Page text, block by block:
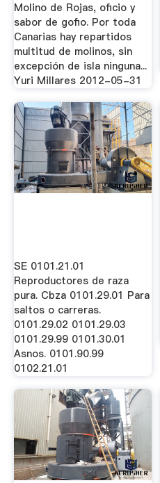
Molino de Rojas, oficio y
sabor de gofio. Por toda
Canarias hay repartidos
multitud de molinos, sin
excepción de isla ninguna...
Yuri Millares 2012-05-31
SE 0101.21.01
Reproductores de raza
pura. Cbza 0101.29.01 Para
saltos o carreras.
0101.29.02 0101.29.03
0101.29.99 0101.30.01
Asnos. 0101.90.99
0102.21.01